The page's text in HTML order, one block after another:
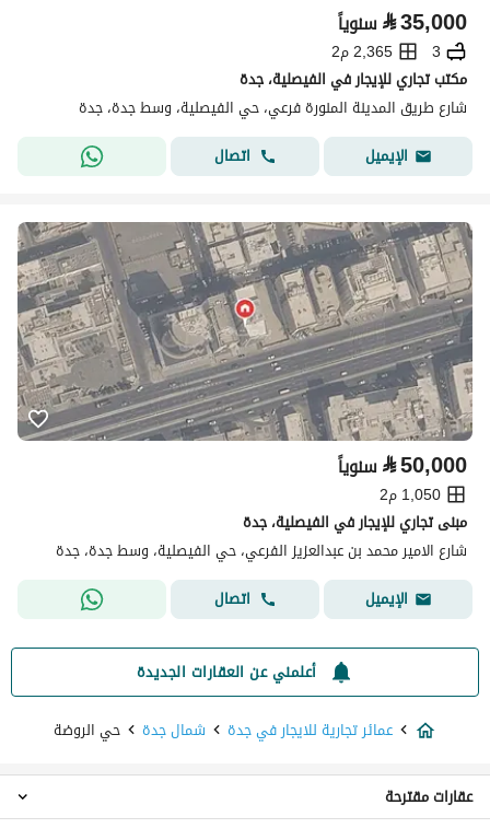
⃁35,000 سنوياً
3
2,365 م2
مكتب تجاري للإيجار في الفيصلية، جدة
شارع طريق المدينة المنورة فرعي، حي الفيصلية، وسط جدة، جدة
الإيميل
اتصال
⃁50,000 سنوياً
1,050 م2
مبنى تجاري للإيجار في الفيصلية، جدة
شارع الامير محمد بن عبدالعزيز الفرعي، حي الفيصلية، وسط جدة، جدة
الإيميل
اتصال
أعلمني عن العقارات الجديدة
عمائر تجارية للايجار في جدة
شمال جدة حي الروضة
عقارات مقترحة